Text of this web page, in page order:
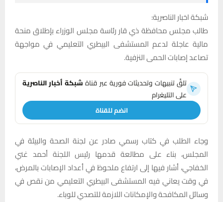
شبكة اخبار الناصرية:
طالب مجلس محافظة ذي قار رئاسة مجلس الوزراء بإطلاق منحة
مالية عاجلة لدعم المستشفى البيطري التعليمي في مواجهة
تصاعد إصابات الحمى النزفية.
تلقَّ تنبيهات وتحديثات فورية عبر قناةشبكة أخبار الناصرية
على التليغرام
انضم للقناة
وجاء الطلب في كتاب رسمي صادر عن لجنة الصحة والبيئة في
المجلس، بناء على مطالعة قدمها رئيس اللجنة أحمد غني
الخفاجي، أشار فيها إلى ارتفاع ملحوظ في أعداد الإصابات بالمرض،
في وقت يعاني فيه المستشفى البيطري التعليمي من نقص في
وسائل المكافحة والإمكانات اللازمة للتصدي للوباء.